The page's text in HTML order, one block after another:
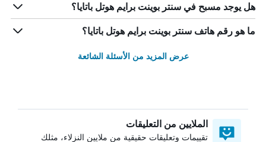
هل يوجد مسبح في سنتر بوينت برايم هوتل باتايا؟
ما هو رقم هاتف سنتر بوينت برايم هوتل باتايا؟
عرض المزيد من الأسئلة الشائعة
الملايين من التعليقات
تقييمات وتعليقات حقيقية من ملايين النزلاء، مثلك